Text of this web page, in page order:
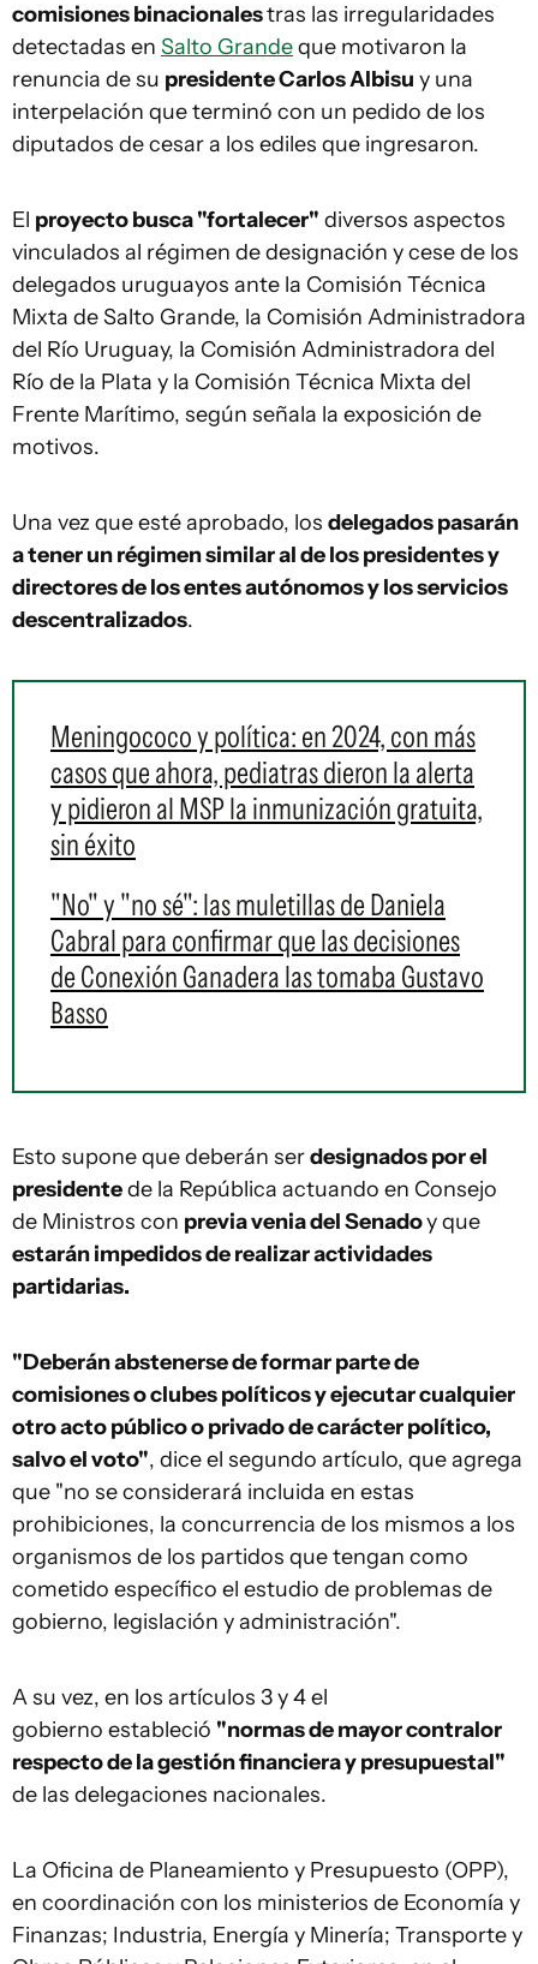
comisiones binacionalestras las irregularidades
detectadas en Salto Grandeque motivaron la
renuncia de su presidente Carlos Albisu y una
interpelación que terminó con un pedido de los
diputados de cesar a los ediles que ingresaron.
El proyecto busca "fortalecer" diversos aspectos
vinculados al régimen de designación y cese de los
delegados uruguayos ante la Comisión Técnica
Mixta de Salto Grande, la Comisión Administradora
del Río Uruguay, la Comisión Administradora del
Río de la Plata y la Comisión Técnica Mixta del
Frente Marítimo, según señala la exposición de
motivos.
Una vez que esté aprobado, los delegados pasarán
a tener un régimen similar al de los presidentes y
directores de los entes autónomos y los servicios
descentralizados.
Meningococo y política: en 2024, con más
casos que ahora, pediatras dieron la alerta
y pidieron al MSP la inmunización gratuita,
sin éxito
"No" y "no sé": las muletillas de Daniela
Cabral para confirmar que las decisiones
de Conexión Ganadera las tomaba Gustavo
Basso
Esto supone que deberán serdesignados por el
presidentede la República actuando en Consejo
de Ministros con previa venia del Senadoy que
estarán impedidos de realizar actividades
partidarias.
"Deberán abstenerse de formar parte de
comisiones o clubes políticos y ejecutar cualquier
otro acto público o privado de carácter político,
salvo el voto", dice el segundo artículo, que agrega
que "no se considerará incluida en estas
prohibiciones, la concurrencia de los mismos a los
organismos de los partidos que tengan como
cometido específico el estudio de problemas de
gobierno, legislación y administración".
A su vez, en los artículos 3 y 4 el
gobierno estableció "normas de mayor contralor
respecto de la gestión financiera y presupuestal"
de las delegaciones nacionales.
La Oficina de Planeamiento y Presupuesto (OPP),
en coordinación con los ministerios de Economía y
Finanzas; Industria, Energía y Minería; Transporte y